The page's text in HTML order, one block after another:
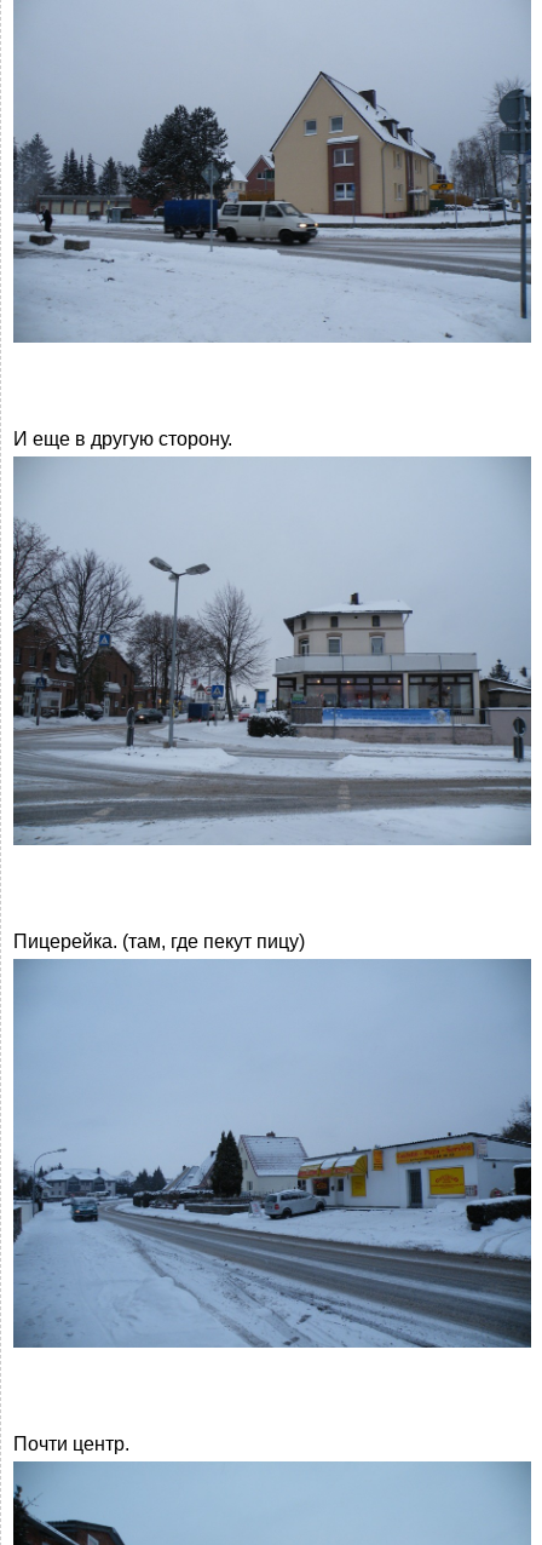
И еще в другую сторону.
Пицерейка. (там, где пекут пицу)
Почти центр.